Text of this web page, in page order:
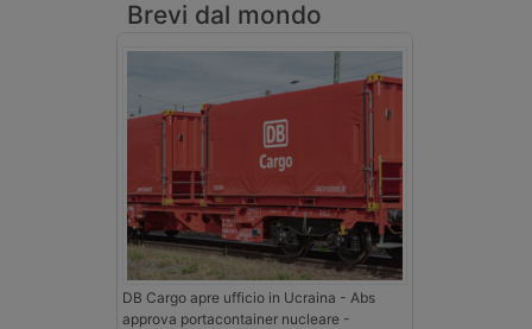
Brevi dal mondo
DB Cargo apre ufficio in Ucraina - Abs
approva portacontainer nucleare -